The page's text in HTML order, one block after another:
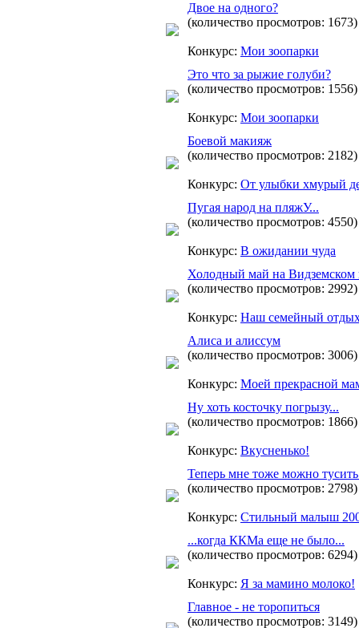
Двое на одного?
(количество просмотров: 1673)
Конкурс: Мои зоопарки
Это что за рыжие голуби?
(количество просмотров: 1556)
Конкурс: Мои зоопарки
Боевой макияж
(количество просмотров: 2182)
Конкурс: От улыбки хмурый
Пугая народ на пляжУ...
(количество просмотров: 4550)
Конкурс: В ожидании чуда
Холодный май на Видземском
(количество просмотров: 2992)
Конкурс: Наш семейный
Алиса и алиссум
(количество просмотров: 3006)
Конкурс: Моей прекрасной
Ну хоть косточку погрызу...
(количество просмотров: 1866)
Конкурс: Вкусненько!
Теперь мне тоже можно
(количество просмотров: 2798)
Конкурс: Стильный малыш
...когда ККМа еще не было...
(количество просмотров: 6294)
Конкурс: Я за мамино молоко!
Главное - не торопиться
(количество просмотров: 3149)